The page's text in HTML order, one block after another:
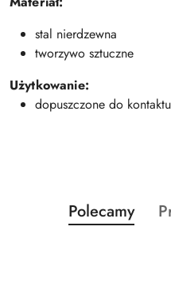
stal nierdzewna
tworzywo sztuczne
Użytkowanie:
dopuszczone do
Pomiń karuzelę
Produkty
o
Polecamy